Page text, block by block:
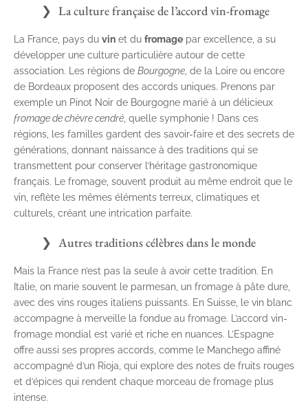
La culture française de l’accord vin-fromage
La France, pays du vin et du fromage par excellence, a su
développer une culture particulière autour de cette
association. Les régions de Bourgogne , de la Loire ou encore
de Bordeaux proposent des accords uniques. Prenons par
exemple un Pinot Noir de Bourgogne marié à un délicieux
fromage de chèvre cendré , quelle symphonie ! Dans ces
régions, les familles gardent des savoir-faire et des secrets de
générations, donnant naissance à des traditions qui se
transmettent pour conserver l’héritage gastronomique
français. Le fromage, souvent produit au même endroit que le
vin, reflète les mêmes éléments terreux, climatiques et
culturels, créant une intrication parfaite.
Autres traditions célèbres dans le monde
Mais la France n’est pas la seule à avoir cette tradition. En
Italie, on marie souvent le parmesan, un fromage à pâte dure,
avec des vins rouges italiens puissants. En Suisse, le vin blanc
accompagne à merveille la fondue au fromage. L’accord vin-
fromage mondial est varié et riche en nuances. L’Espagne
offre aussi ses propres accords, comme le Manchego affiné
accompagné d’un Rioja, qui explore des notes de fruits rouges
et d’épices qui rendent chaque morceau de fromage plus
intense.